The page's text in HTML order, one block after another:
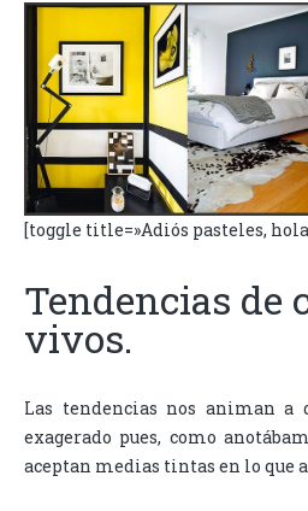
[toggle title=»Adiós pasteles,
Tendencias de
vivos.
Las tendencias nos animan
exagerado pues, como
aceptan medias tintas en lo que